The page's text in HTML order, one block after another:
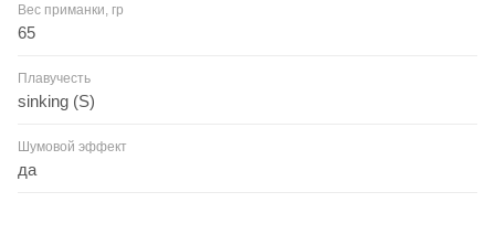
Вес приманки, гр
65
Плавучесть
sinking (S)
Шумовой эффект
да